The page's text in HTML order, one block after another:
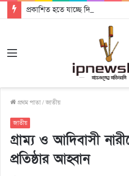
প্রকাশিত হতে যাচ্ছে দি রাবুগার নতুন
প্রথম পাতা/জাতীয়
জাতীয়
গ্রাম্য ও আদিবাসী
প্রতিষ্ঠার আহ্বান